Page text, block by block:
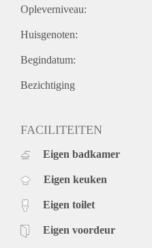
Opleverniveau:
Huisgenoten:
Begindatum:
Bezichtiging
FACILITEITEN
Eigen badkamer
Eigen keuken
Eigen toilet
Eigen voordeur